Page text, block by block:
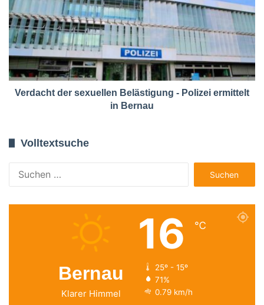
Verdacht der sexuellen Belästigung - Polizei ermittelt
in Bernau
Volltextsuche
nach:
Bernau
Klarer Himmel
16 ℃
25º - 15º
71%
0.79 km/h